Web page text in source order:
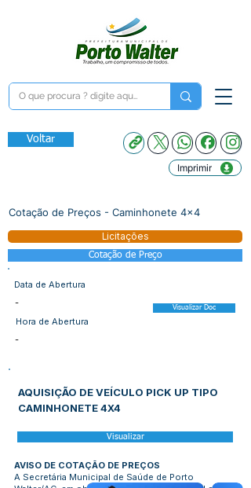
Voltar
Imprimir
Cotação de Preços - Caminhonete 4x4
Licitações
Cotação de Preço
Data de Abertura
-
Hora de Abertura
Visualizar Doc
-
AQUISIÇÃO DE VEÍCULO PICK UP TIPO
CAMINHONETE 4X4
Visualizar
AVISO DE COTAÇÃO DE PREÇOS
A Secretária Municipal de Saúde de Porto